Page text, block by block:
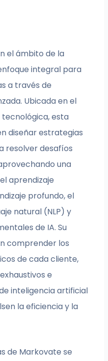
el ámbito de la
integral para
a través de
Ubicada en el
esta
diseñar estrategias
resolver desafíos
una
aprendizaje
profundo, el
natural (NLP) y
de IA. Su
comprender los
de cada cliente,
e
inteligencia artificial
la eficiencia y la
de Markovate se